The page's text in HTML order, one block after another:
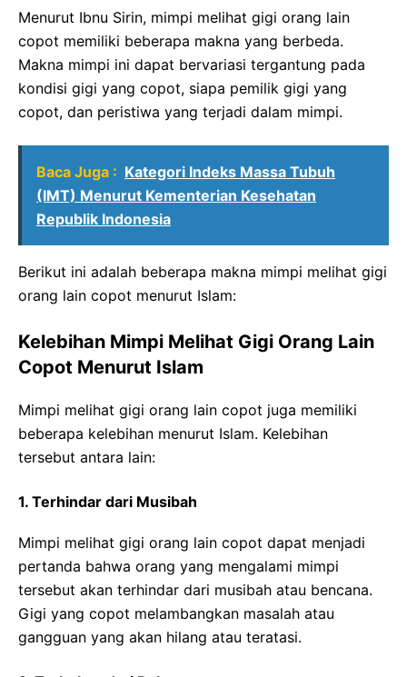
Menurut Ibnu Sirin, mimpi melihat gigi orang lain
copot memiliki beberapa makna yang berbeda.
Makna mimpi ini dapat bervariasi tergantung pada
kondisi gigi yang copot, siapa pemilik gigi yang
copot, dan peristiwa yang terjadi dalam mimpi.
Baca Juga : Kategori Indeks Massa Tubuh
(IMT) Menurut Kementerian Kesehatan
Republik Indonesia
Berikut ini adalah beberapa makna mimpi melihat gigi
orang lain copot menurut Islam:
Kelebihan Mimpi Melihat Gigi Orang Lain
Copot Menurut Islam
Mimpi melihat gigi orang lain copot juga memiliki
beberapa kelebihan menurut Islam. Kelebihan
tersebut antara lain:
1. Terhindar dari Musibah
Mimpi melihat gigi orang lain copot dapat menjadi
pertanda bahwa orang yang mengalami mimpi
tersebut akan terhindar dari musibah atau bencana.
Gigi yang copot melambangkan masalah atau
gangguan yang akan hilang atau teratasi.